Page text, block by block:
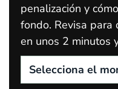
penalización y
fondo. Revisa para
en unos 2 minutos